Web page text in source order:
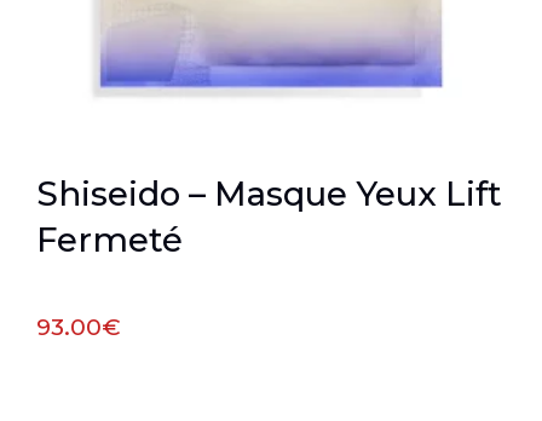
Shiseido – Masque Yeux Lift
Fermeté
93.00€